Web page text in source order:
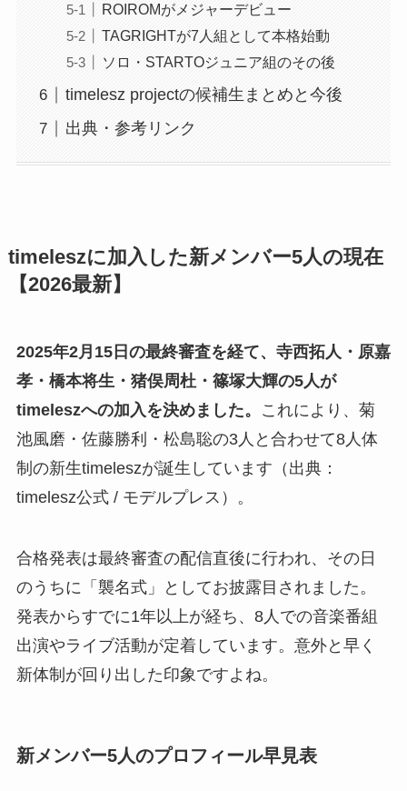
ROIROMがメジャーデビュー
TAGRIGHTが7人組として本格始動
ソロ・STARTOジュニア組のその後
timelesz projectの候補生まとめと今後
出典・参考リンク
timeleszに加入した新メンバー5人の現在
【2026最新】
2025年2月15日の最終審査を経て、寺西拓人・原嘉
孝・橋本将生・猪俣周杜・篠塚大輝の5人が
timeleszへの加入を決めました。
これにより、菊
池風磨・佐藤勝利・松島聡の3人と合わせて8人体
制の新生timeleszが誕生しています（出典：
timelesz公式 / モデルプレス）。
合格発表は最終審査の配信直後に行われ、その日
のうちに「襲名式」としてお披露目されました。
発表からすでに1年以上が経ち、8人での音楽番組
出演やライブ活動が定着しています。意外と早く
新体制が回り出した印象ですよね。
新メンバー5人のプロフィール早見表